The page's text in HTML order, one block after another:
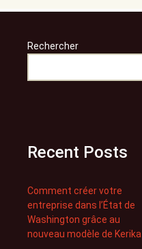
Rechercher
Recent Posts
Comment créer votre
entreprise dans l’État de
Washington grâce au
nouveau modèle de Kerika